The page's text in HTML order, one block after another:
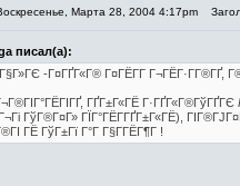
Марта 28, 2004 4:17pm
писал(а):
-Г¤ГҐГ«Г® Г¤ГЁГ­Г Г¬ГЁГ·Г­Г®ГҐ,
ГҐГ±Г«ГЁ Г·ГҐГ«Г®ГўГҐГЄ
ГўГ®Г¤Г» ГЇГ°ГЁГ­ГҐГ±Г«ГЁ),
ГЁ ГўГ±Гї Г°Г Г§Г­ГЁГ¶Г !